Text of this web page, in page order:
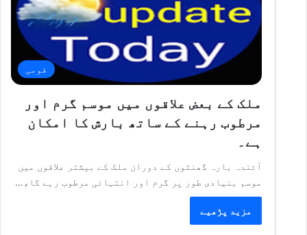
قومی
ملک کے بعض علاقوں میں موسم گرم اور
مرطوب رہنے کے ساتھ بارش کا امکان
ہے۔
آئندہ بارہ گھنٹوں کے دوران ملک کے بیشتر علاقوں میں
موسم بنیادی طور پر گرم اور انتہائی مرطوب رہے گا،…
مزید پڑھیے